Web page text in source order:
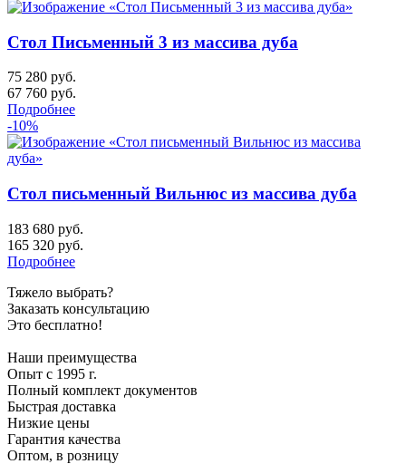
Стол Письменный 3 из массива дуба
75 280 руб.
67 760 руб.
Подробнее
-10%
Стол письменный Вильнюс из массива дуба
183 680 руб.
165 320 руб.
Подробнее
Тяжело выбрать?
Заказать консультацию
Это бесплатно!
Наши преимущества
Опыт с 1995 г.
Полный комплект документов
Быстрая доставка
Низкие цены
Гарантия качества
Оптом, в розницу